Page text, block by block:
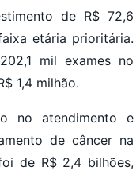
de R$ 72,6
etária prioritária.
mil exames no
1,4 milhão.
no atendimento e
de câncer na
de R$ 2,4 bilhões,